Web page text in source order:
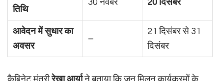
तिथि
30 नवंबर 20 दिसंबर
आवेदन में सुधार का
अवसर
–
21 दिसंबर से 31
दिसंबर
कैबिनेट मंत्रीरेखा आर्याने बताया कि जन मिलन कार्यक्रमों के